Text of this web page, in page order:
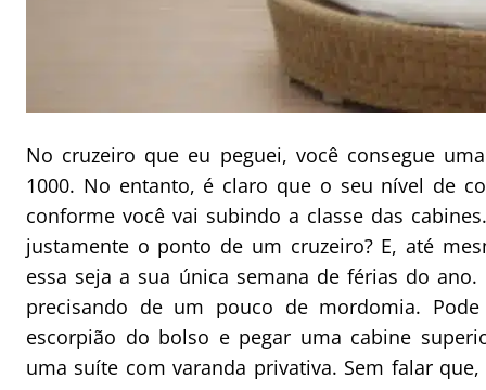
No cruzeiro que eu peguei, você consegue
1000. No entanto, é claro que o seu nível de
conforme você vai subindo a classe das
justamente o ponto de um cruzeiro? E, até
essa seja a sua única semana de férias do
precisando de um pouco de mordomia.
escorpião do bolso e pegar uma cabine
uma suíte com varanda privativa. Sem falar